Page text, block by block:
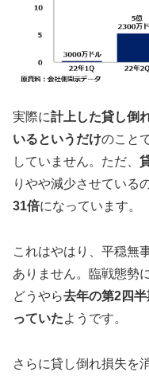
実際に計上した貸し倒
いるというだけのこと
していません。ただ、
りやや減少させている
31倍になっています。
これはやはり、平穏無
ありません。臨戦態勢
どうやら去年の第2四
っていたようです。
さらに貸し倒れ損失を